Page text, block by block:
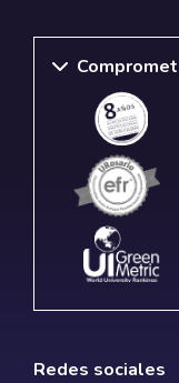
Redes sociales